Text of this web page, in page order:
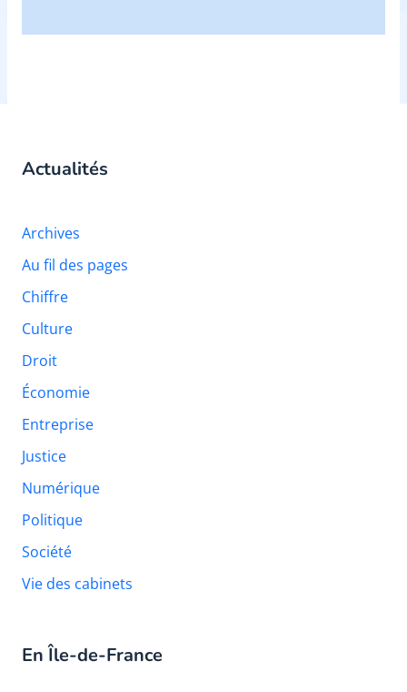
Actualités
Archives
Au fil des pages
Chiffre
Culture
Droit
Économie
Entreprise
Justice
Numérique
Politique
Société
Vie des cabinets
En Île-de-France